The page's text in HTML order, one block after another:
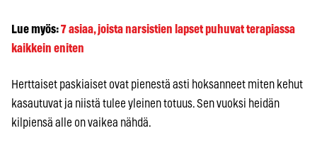
Lue myös:7 asiaa, joista narsistien lapset puhuvat terapiassa
kaikkein eniten
Herttaiset paskiaiset ovat pienestä asti hoksanneet miten kehut
kasautuvat ja niistä tulee yleinen totuus. Sen vuoksi heidän
kilpiensä alle on vaikea nähdä.